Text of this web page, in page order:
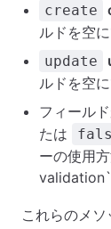
create
ルドを空
update
ルドを空
フィール
たは
ーの使用
validation`
これらのメ